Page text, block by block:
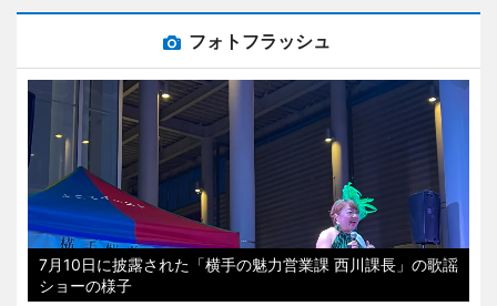
フォトフラッシュ
7月10日に披露された「横手の魅力営業課 西川課長」の歌謡
ショーの様子